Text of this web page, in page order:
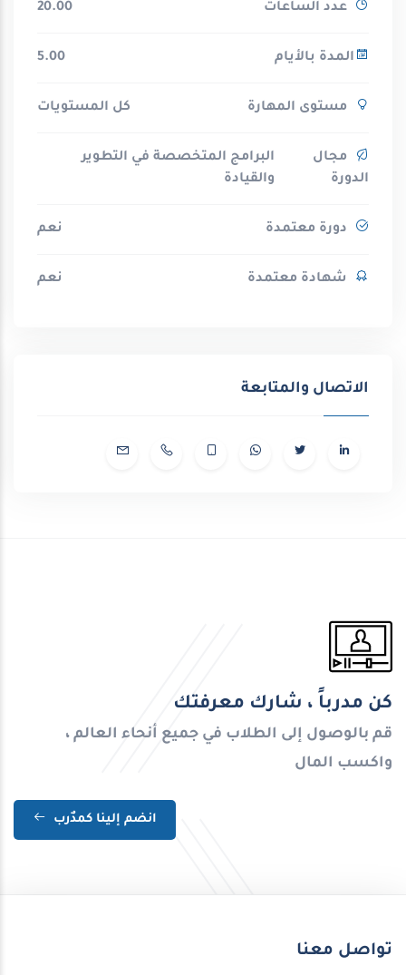
عدد الساعات 20.00
المدة بالأيام 5.00
مستوى المهارة كل المستويات
مجال
الدورة
البرامج المتخصصة في التطوير
والقيادة
دورة معتمدة نعم
شهادة معتمدة نعم
الاتصال والمتابعة
كن مدرباً ، شارك معرفتك
قم بالوصول إلى الطلاب في جميع أنحاء العالم ،
واكسب المال
انضم إلينا كمدٌرب
تواصل معنا